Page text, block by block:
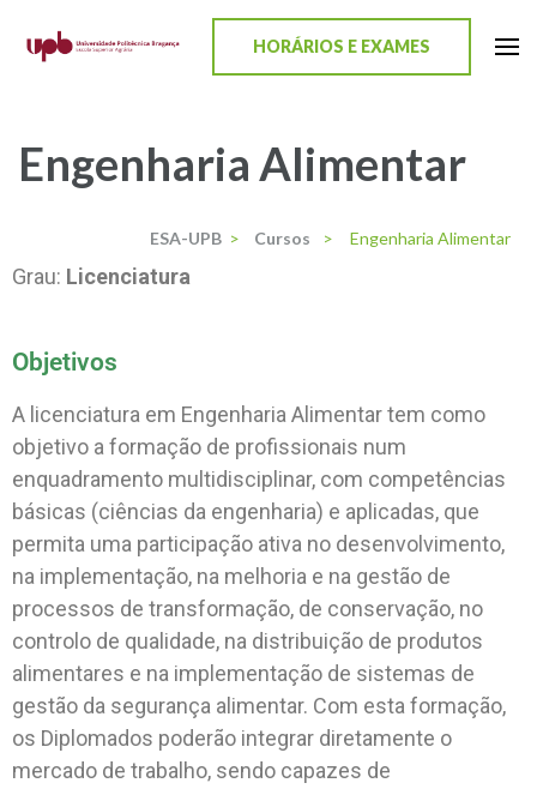
HORÁRIOS E EXAMES
Engenharia Alimentar
ESA-UPB > Cursos > Engenharia Alimentar
Grau: Licenciatura
Objetivos
A licenciatura em Engenharia Alimentar tem como
objetivo a formação de profissionais num
enquadramento multidisciplinar, com competências
básicas (ciências da engenharia) e aplicadas, que
permita uma participação ativa no desenvolvimento,
na implementação, na melhoria e na gestão de
processos de transformação, de conservação, no
controlo de qualidade, na distribuição de produtos
alimentares e na implementação de sistemas de
gestão da segurança alimentar. Com esta formação,
os Diplomados poderão integrar diretamente o
mercado de trabalho, sendo capazes de